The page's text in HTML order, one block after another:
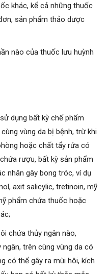
khác, kể cả những thuốc
sản phẩm thảo dược
nào của thuốc lưu huỳnh
dụng bất kỳ chế phẩm
vùng da bị bệnh, trừ khi
hoặc chất tẩy rửa có
rượu, bất kỳ sản phẩm
nhân gây bong tróc, ví dụ
axit salicylic, tretinoin, mỹ
phẩm chứa thuốc hoặc
chứa thủy ngân nào,
trên cùng vùng da có
có thể gây ra mùi hôi, kích